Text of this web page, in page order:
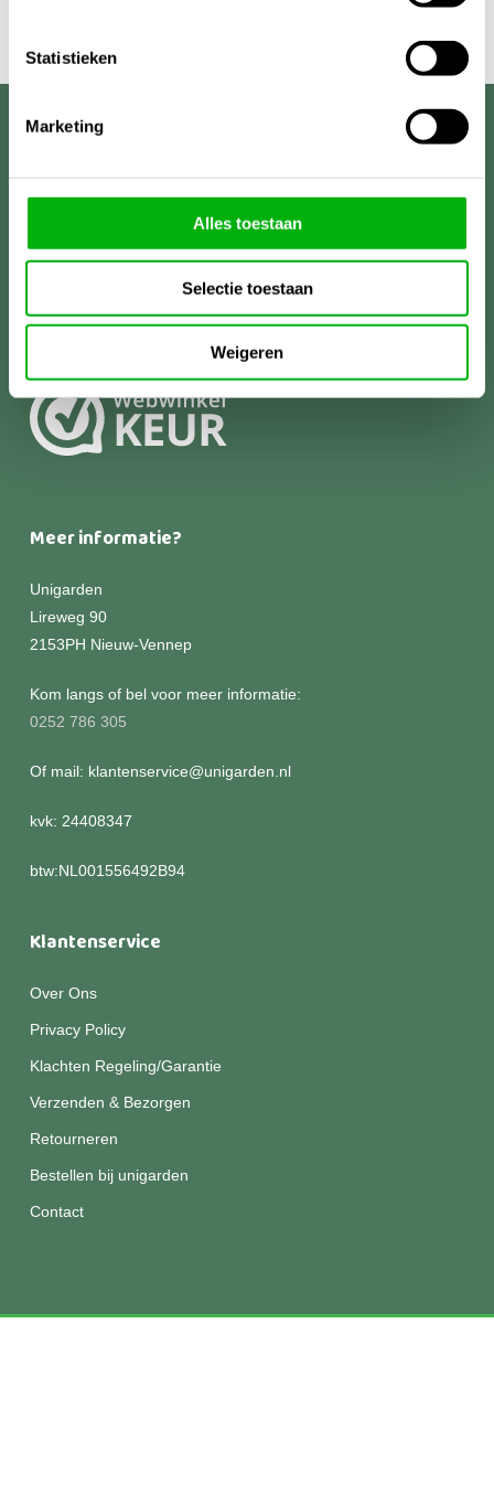
Statistieken
Marketing
Alles toestaan
Selectie toestaan
Weigeren
Unigarden
Meer informatie?
Unigarden
Lireweg 90
2153PH Nieuw-Vennep
Kom langs of bel voor meer informatie:
0252 786 305
Of mail: klantenservice@unigarden.nl
kvk: 24408347
btw:NL001556492B94
Klantenservice
Over Ons
Privacy Policy
Klachten Regeling/Garantie
Verzenden & Bezorgen
Retourneren
Bestellen bij unigarden
Contact